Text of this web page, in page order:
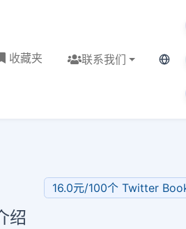
收藏夹 联系我们 当
16.0元/100个 Twitter
绍